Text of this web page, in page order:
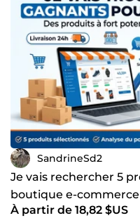
SandrineSd2
Je vais rechercher 5
boutique e-commerce
À partir de 18,82 $US